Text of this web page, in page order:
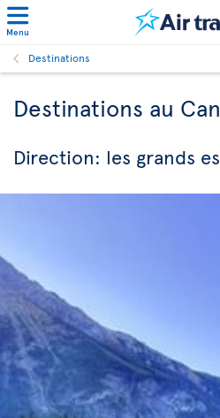
Menu
Destinations
Destinations au
Direction: les grands